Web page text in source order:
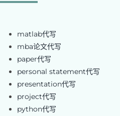
matlab代写
mba论文代写
paper代写
personal statement代写
presentation代写
project代写
python代写